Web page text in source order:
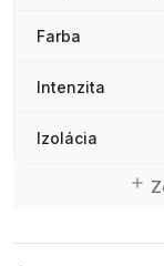
Farba
Intenzita
Izolácia